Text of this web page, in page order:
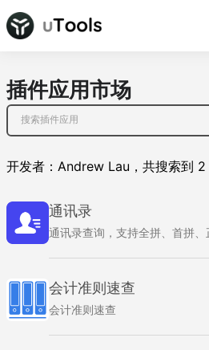
插件应用市场
开发者： Andrew Lau ， 共搜索到 2
通讯录
会计准则速查
会计准则速查